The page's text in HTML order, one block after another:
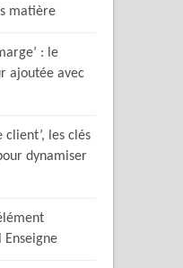
matière
: le
ajoutée avec
client’, les clés
dynamiser
Enseigne